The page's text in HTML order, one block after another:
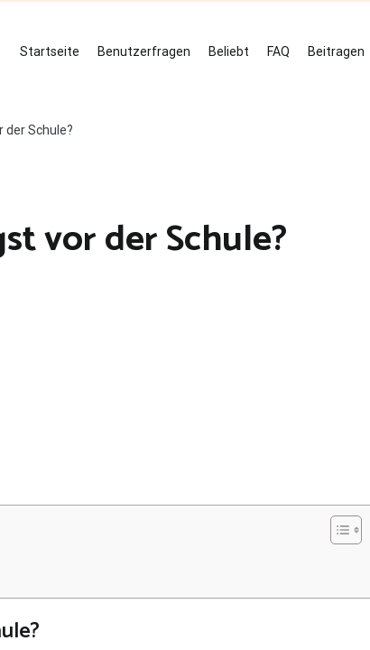
Startseite Benutzerfragen Beliebt FAQ Beitragen
der Schule?
vor der Schule?